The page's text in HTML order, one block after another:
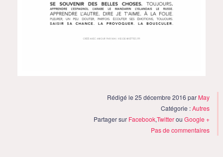
Rédigé le 25 décembre 2016 par May
Catégorie :Autres
Partager sur Facebook,TwitterouGoogle +
Pas de commentaires